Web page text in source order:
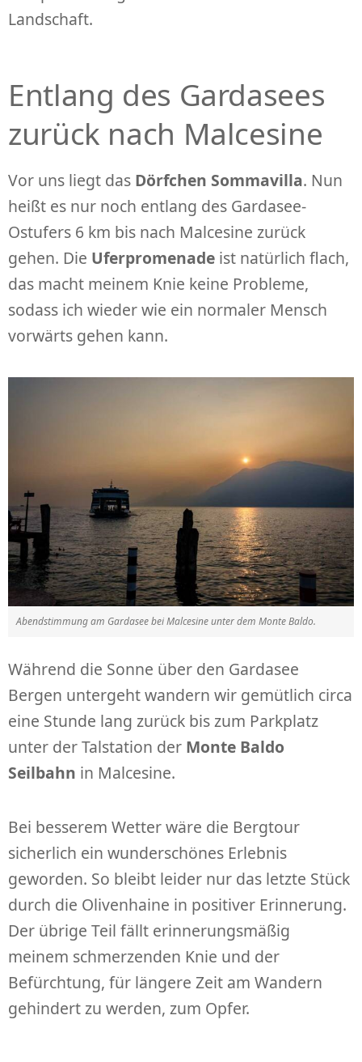
Landschaft.
Entlang des Gardasees
zurück nach Malcesine
Vor uns liegt das Dörfchen Sommavilla. Nun
heißt es nur noch entlang des Gardasee-
Ostufers 6 km bis nach Malcesine zurück
gehen. Die Uferpromenade ist natürlich flach,
das macht meinem Knie keine Probleme,
sodass ich wieder wie ein normaler Mensch
vorwärts gehen kann.
Abendstimmung am Gardasee bei Malcesine unter dem Monte Baldo.
Während die Sonne über den Gardasee
Bergen untergeht wandern wir gemütlich circa
eine Stunde lang zurück bis zum Parkplatz
unter der Talstation der Monte Baldo
Seilbahn in Malcesine.
Bei besserem Wetter wäre die Bergtour
sicherlich ein wunderschönes Erlebnis
geworden. So bleibt leider nur das letzte Stück
durch die Olivenhaine in positiver Erinnerung.
Der übrige Teil fällt erinnerungsmäßig
meinem schmerzenden Knie und der
Befürchtung, für längere Zeit am Wandern
gehindert zu werden, zum Opfer.